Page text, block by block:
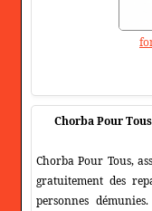
Chorba Pour
Chorba Pour Tous,
gratuitement des
personnes